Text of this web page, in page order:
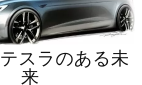
スラのある未
来